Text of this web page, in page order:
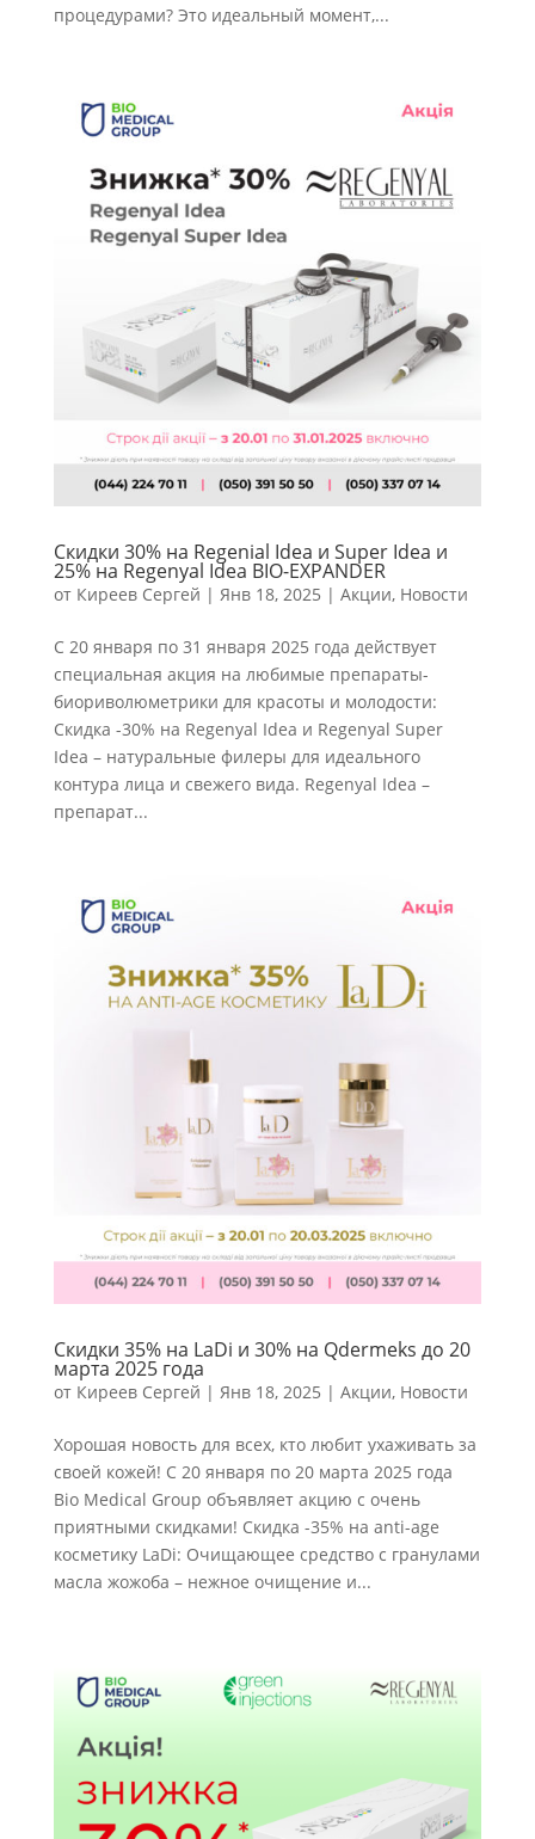
процедурами? Это идеальный момент,...
Скидки 30% на Regenial Idea и Super Idea и
25% на Regenyal Idea BIO-EXPANDER
от Киреев Сергей | Янв 18, 2025 | Акции, Новости
С 20 января по 31 января 2025 года действует
специальная акция на любимые препараты-
биориволюметрики для красоты и молодости:
Скидка -30% на Regenyal Idea и Regenyal Super
Idea – натуральные филеры для идеального
контура лица и свежего вида. Regenyal Idea –
препарат...
Скидки 35% на LaDi и 30% на Qdermeks до 20
марта 2025 года
от Киреев Сергей | Янв 18, 2025 | Акции, Новости
Хорошая новость для всех, кто любит ухаживать за
своей кожей! С 20 января по 20 марта 2025 года
Bio Medical Group объявляет акцию с очень
приятными скидками! Скидка -35% на anti-age
косметику LaDi: Очищающее средство с гранулами
масла жожоба – нежное очищение и...